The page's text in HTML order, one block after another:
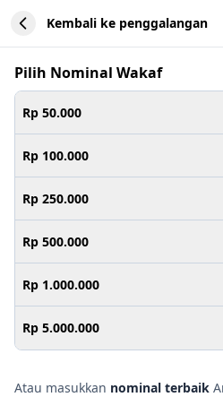
Kembali ke penggalangan
Pilih Nominal Wakaf
Rp 50.000
Rp 100.000
Rp 250.000
Rp 500.000
Rp 1.000.000
Rp 5.000.000
Atau masukkan nominal terbaik